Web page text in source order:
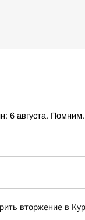
6 августа.
вторжение в